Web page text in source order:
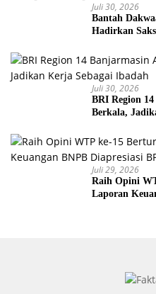
Juli 30, 2026
Bantah
Hadirkan
Juli 30, 2026
BRI Region
Berkala,
Juli 29, 2026
Raih Opini
Laporan